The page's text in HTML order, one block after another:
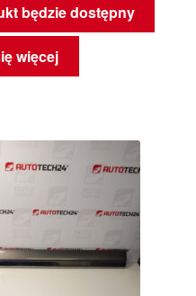
będzie dostępny
więcej